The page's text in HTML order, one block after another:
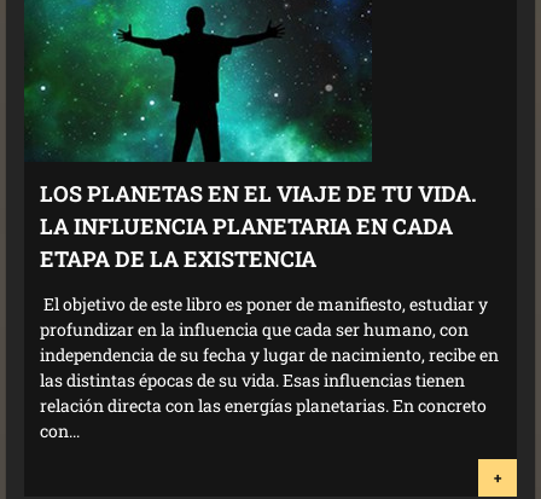
LOS PLANETAS EN EL VIAJE DE TU VIDA.
LA INFLUENCIA PLANETARIA EN CADA
ETAPA DE LA EXISTENCIA
El objetivo de este libro es poner de manifiesto, estudiar y
profundizar en la influencia que cada ser humano, con
independencia de su fecha y lugar de nacimiento, recibe en
las distintas épocas de su vida. Esas influencias tienen
relación directa con las energías planetarias. En concreto
con...
+